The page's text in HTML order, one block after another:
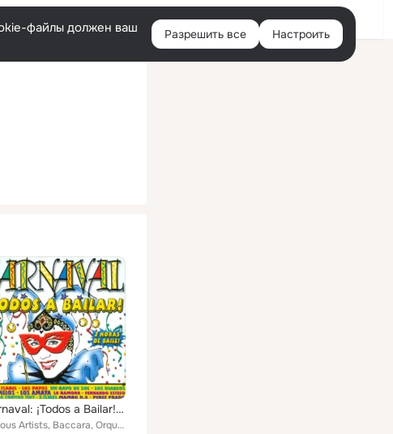
Русский Войти
файлы должен ваш
Разрешить все Настроить
Carnaval: ¡Todos a Bailar! (2 Horas de Baile)
Various Artists, Baccara, Orquesta Madrid, Los Picadores, The Manolo, Hermanos Flores, Las Deblas, Los Amigos, Los Pocholos, Los...